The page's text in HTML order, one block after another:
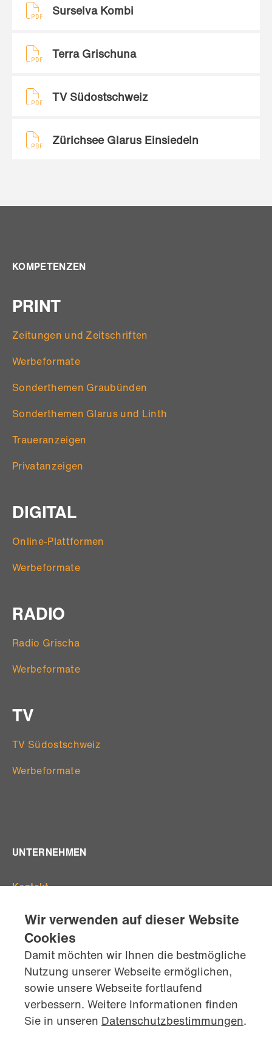
Surselva Kombi
Terra Grischuna
TV Südostschweiz
Zürichsee Glarus Einsiedeln
kontaktiere
uns jetzt
KOMPETENZEN
PRINT
Zeitungen und Zeitschriften
Werbeformate
Sonderthemen Graubünden
Sonderthemen Glarus und Linth
Traueranzeigen
Privatanzeigen
DIGITAL
Online-Plattformen
Werbeformate
RADIO
Radio Grischa
Werbeformate
TV
TV Südostschweiz
Werbeformate
UNTERNEHMEN
Kontakt
Standorte
Team
AGB's
Datenschutz
Impressum
Wir verwenden auf dieser Website
Cookies
Damit möchten wir Ihnen die bestmögliche
Nutzung unserer Webseite ermöglichen,
sowie unsere Webseite fortlaufend
verbessern. Weitere Informationen finden
Sie in unseren Datenschutzbestimmungen.